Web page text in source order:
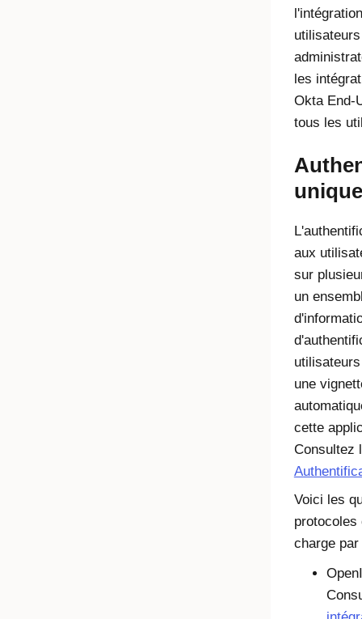
les
Okta End-
tous les
aux
sur
un
une
cette
Consultez
Voici les
protocoles
charge